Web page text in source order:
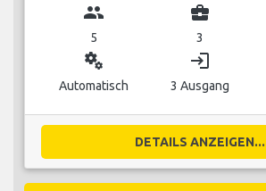
group
5
business_center
3
miscellaneous_services
Automatisch
login
3 Ausgang
DETAILS ANZEIGEN...